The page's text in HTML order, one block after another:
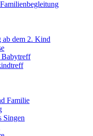
ab dem 2. Kind
Familie
Singen